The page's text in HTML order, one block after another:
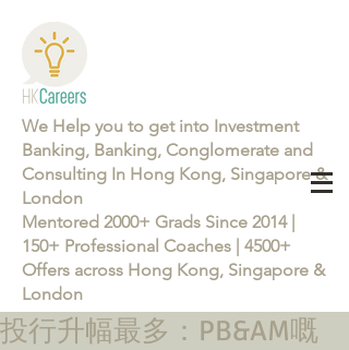
We Help you to get into Investment
Banking, Banking, Conglomerate and
Consulting In Hong Kong, Singapore &
London
Mentored 2000+ Grads Since 2014 |
150+ Professional Coaches | 4500+
Offers across Hong Kong, Singapore &
London
投行升幅最多：PB&AM嘅